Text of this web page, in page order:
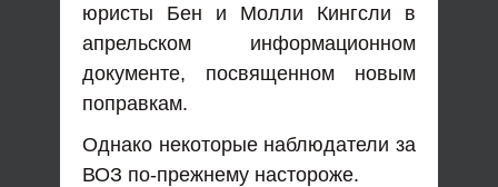
юристы Бен и Молли Кингсли в
апрельском информационном
документе, посвященном новым
поправкам.
Однако некоторые наблюдатели за
ВОЗ по-прежнему настороже.